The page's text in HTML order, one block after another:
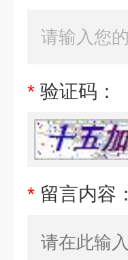
* 验证码：
* 留言内容：